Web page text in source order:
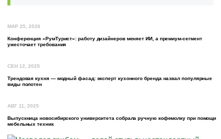
МАР 25, 2026
Конференция «РумТурист»: работу дизайнеров меняет ИИ, а премиум-сегмент
ужесточает требования
СЕН 12, 2025
Трендовая кухня — модный фасад: эксперт кухонного бренда назвал популярные
виды полотен
АВГ 11, 2025
Выпускница новосибирского университета собрала ручную кофемолку при помощи
мебельных техник